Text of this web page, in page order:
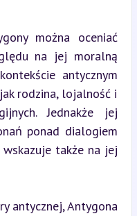
można oceniać
na jej moralną
antycznym
rodzina, lojalność i
Jednakże jej
ponad dialogiem
wskazuje także na jej
antycznej, Antygona